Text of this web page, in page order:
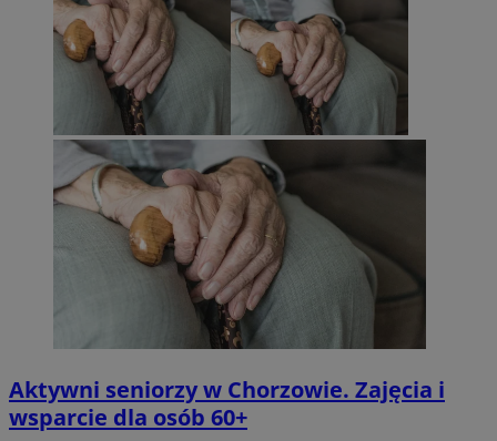
Aktywni seniorzy w Chorzowie. Zajęcia i
wsparcie dla osób 60+